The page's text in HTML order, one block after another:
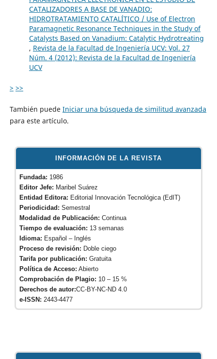
CATALIZADORES A BASE DE VANADIO:
HIDROTRATAMIENTO CATALÍTICO / Use of Electron
Paramagnetic Resonance Techniques in the Study of
Catalysts Based on Vanadium: Catalytic Hydrotreating
, Revista de la Facultad de Ingeniería UCV: Vol. 27
Núm. 4 (2012): Revista de la Facultad de Ingeniería
UCV
> >>
También puede Iniciar una búsqueda de similitud avanzada
para este artículo.
INFORMACIÓN DE LA REVISTA
Fundada: 1986
Editor Jefe: Maribel Suárez
Entidad Editora: Editorial Innovación Tecnológica (EdIT)
Periodicidad: Semestral
Modalidad de Publicación: Continua
Tiempo de evaluación: 13 semanas
Idioma: Español – Inglés
Proceso de revisión: Doble ciego
Tarifa por publicación: Gratuita
Política de Acceso: Abierto
Comprobación de Plagio: 10 – 15 %
Derechos de autor:CC-BY-NC-ND 4.0
e-ISSN: 2443-4477